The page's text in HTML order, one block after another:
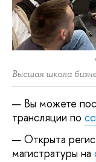
Высшая школа
Вы можете
трансляции по
Открыта
магистратуры на